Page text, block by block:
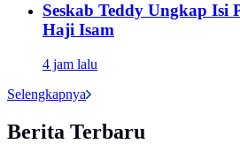
Seskab Teddy Ungkap Isi
Haji Isam
4 jam lalu
Selengkapnya
Berita Terbaru